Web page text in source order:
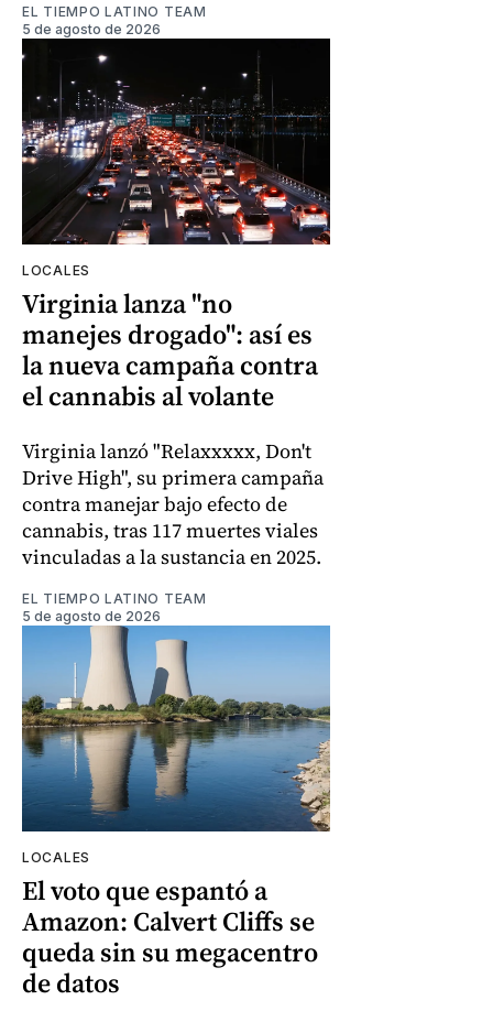
EL TIEMPO LATINO TEAM
5 de agosto de 2026
LOCALES
Virginia lanza "no
manejes drogado": así es
la nueva campaña contra
el cannabis al volante
Virginia lanzó "Relaxxxxx, Don't
Drive High", su primera campaña
contra manejar bajo efecto de
cannabis, tras 117 muertes viales
vinculadas a la sustancia en 2025.
EL TIEMPO LATINO TEAM
5 de agosto de 2026
LOCALES
El voto que espantó a
Amazon: Calvert Cliffs se
queda sin su megacentro
de datos